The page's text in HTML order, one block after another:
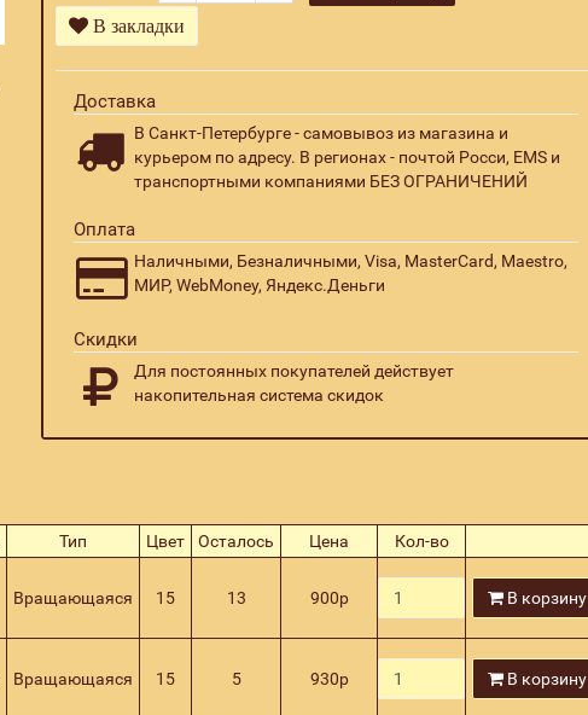
В закладки
Доставка
В Санкт-Петербурге - самовывоз из магазина и
курьером по адресу. В регионах - почтой Росси, EMS и
транспортными компаниями БЕЗ ОГРАНИЧЕНИЙ
Оплата
Наличными, Безналичными, Visa, MasterCard, Maestro,
МИР, WebMoney, Яндекс.Деньги
Скидки
Для постоянных покупателей действует
накопительная система скидок
Тип Цвет Осталось Цена Кол-во
Вращающаяся 15 13 900р В корзину
Вращающаяся 15 5 930р В корзину